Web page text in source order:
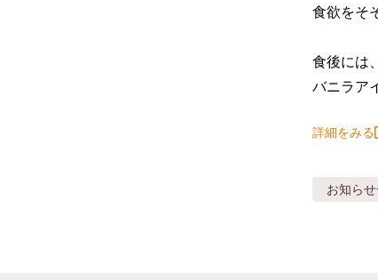
食欲をそ
食後には
バニラア
詳細をみる
お知らせ